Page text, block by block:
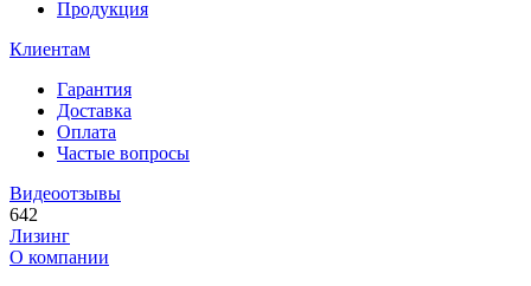
Продукция
Клиентам
Гарантия
Доставка
Оплата
Частые вопросы
Видеоотзывы
642
Лизинг
О компании